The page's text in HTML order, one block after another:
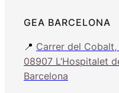
GEA BARCELONA
📍 Carrer del Cobalt,
08907 L’Hospitalet
Barcelona